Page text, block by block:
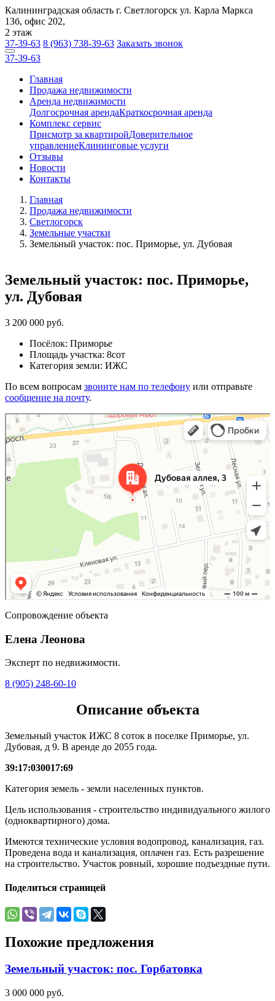
Калининградская область г. Светлогорск ул. Карла Маркса
13б, офис 202,
2 этаж
37-39-63 8 (963) 738-39-63 Заказать звонок
37-39-63
Главная
Продажа недвижимости
Аренда недвижимости
Долгосрочная арендаКраткосрочная аренда
Комплекс сервис
Присмотр за квартиройДоверительное
управлениеКлининговые услуги
Отзывы
Новости
Контакты
Главная
Продажа недвижимости
Светлогорск
Земельные участки
Земельный участок: пос. Приморье, ул. Дубовая
Земельный участок: пос. Приморье,
ул. Дубовая
3 200 000 руб.
Посёлок: Приморье
Площадь участка: 8сот
Категория земли: ИЖС
По всем вопросам звоните нам по телефону или отправьте
сообщение на почту.
Яндекс Карты
Дубовая аллея, 3 — Яндекс Карты
Сопровождение объекта
Елена Леонова
Эксперт по недвижимости.
8 (905) 248-60-10
Описание объекта
Земельный участок ИЖС 8 соток в поселке Приморье, ул.
Дубовая, д 9. В аренде до 2055 года.
39:17:030017:69
Категория земель - земли населенных пунктов.
Цель использования - строительство индивидуального жилого
(одноквартирного) дома.
Имеются технические условия водопровод, канализация, газ.
Проведена вода и канализация, оплачен газ. Есть разрешение
на строительство. Участок ровный, хорошие подъездные пути.
Поделиться страницей
Похожие предложения
Земельный участок: пос. Горбатовка
3 000 000 руб.